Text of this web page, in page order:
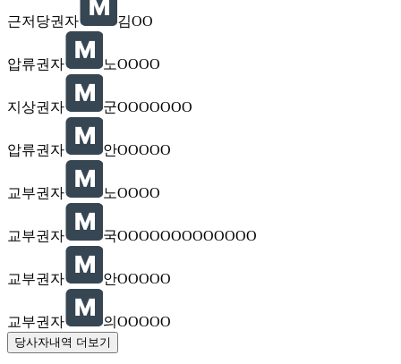
근저당권자 김OO
압류권자 노OOOO
지상권자 군OOOOOOO
압류권자 안OOOOO
교부권자 노OOOO
교부권자 국OOOOOOOOOOOOO
교부권자 안OOOOO
교부권자 의OOOOO
당사자내역 더보기